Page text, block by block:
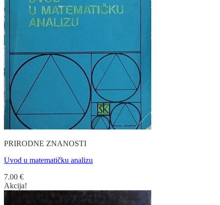
PRIRODNE ZNANOSTI
Uvod u matematičku analizu
7.00 €
Akcija!